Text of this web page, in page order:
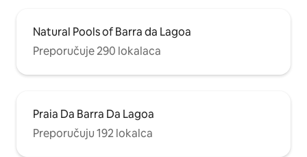
Natural Pools of Barra da Lagoa
Preporučuje 290 lokalaca
Praia Da Barra Da Lagoa
Preporučuju 192 lokalca